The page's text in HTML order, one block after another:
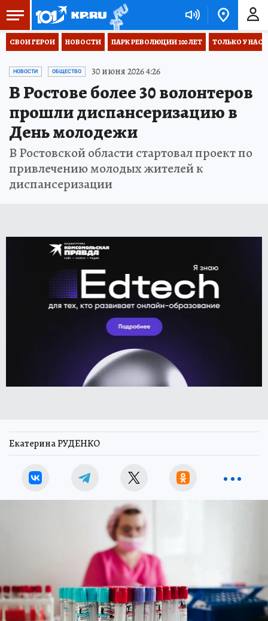
СВОИ ГЕРОИ НОВОСТИ ПАРК РЕВОЛЮЦИИ 100 ЛЕТ ТОЛЬКО У НАС
НОВОСТИ ОБЩЕСТВО 30 июня 2026 4:26
В Ростове более 30 волонтеров
прошли диспансеризацию в
День молодежи
В Ростовской области стартовал проект по
привлечению молодых жителей к
диспансеризации
Екатерина РУДЕНКО